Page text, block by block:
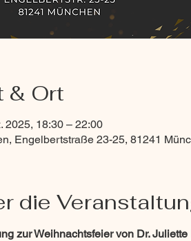
& Ort
2025, 18:30 – 22:00
Engelbertstraße 23-25, 81241
die
zur Weihnachtsfeier von Dr. Juliette